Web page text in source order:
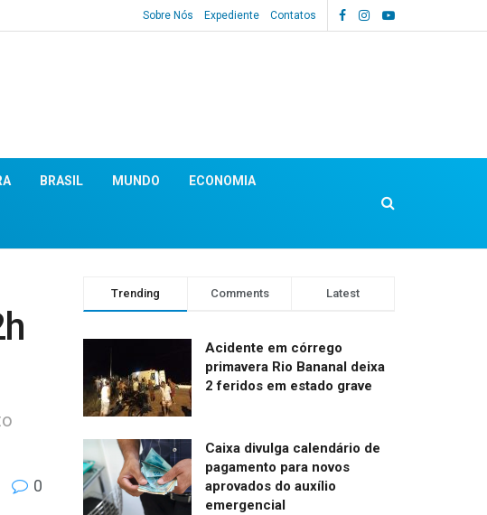
Sobre Nós Expediente Contatos
BRASIL MUNDO ECONOMIA
0
Trending Comments Latest
Acidente em córrego
primavera Rio Bananal deixa
2 feridos em estado grave
Caixa divulga calendário de
pagamento para novos
aprovados do auxílio
emergencial